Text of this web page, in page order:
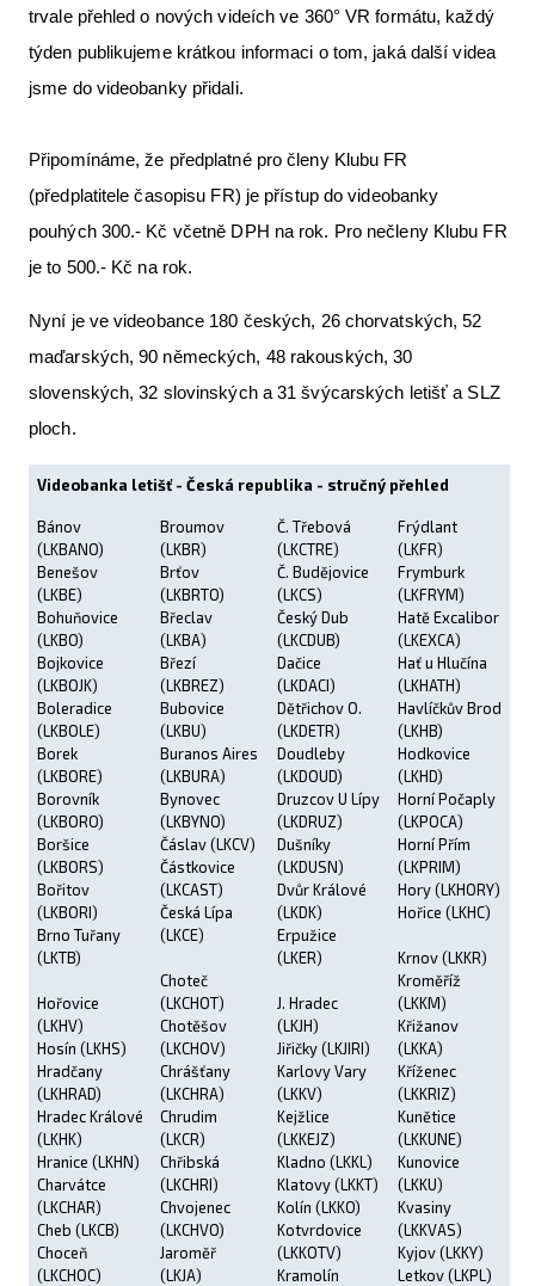
trvale přehled o nových videích ve 360° VR formátu, každý
týden publikujeme krátkou informaci o tom, jaká další videa
jsme do videobanky přidali.
Připomínáme, že předplatné pro členy Klubu FR
(předplatitele časopisu FR) je přístup do videobanky
pouhých 300.- Kč včetně DPH na rok. Pro nečleny Klubu FR
je to 500.- Kč na rok.
Nyní je ve videobance 180 českých, 26 chorvatských, 52
maďarských, 90 německých, 48 rakouských, 30
slovenských, 32 slovinských a 31 švýcarských letišť a SLZ
ploch.
Videobanka letišť - Česká republika - stručný přehled
Bánov
(LKBANO)
Benešov
(LKBE)
Bohuňovice
(LKBO)
Bojkovice
(LKBOJK)
Boleradice
(LKBOLE)
Borek
(LKBORE)
Borovník
(LKBORO)
Boršice
(LKBORS)
Bořitov
(LKBORI)
Brno Tuřany
(LKTB)
Hořovice
(LKHV)
Hosín (LKHS)
Hradčany
(LKHRAD)
Hradec Králové
(LKHK)
Hranice (LKHN)
Charvátce
(LKCHAR)
Cheb (LKCB)
Choceň
(LKCHOC)
Broumov
(LKBR)
Brťov
(LKBRTO)
Břeclav
(LKBA)
Březí
(LKBREZ)
Bubovice
(LKBU)
Buranos Aires
(LKBURA)
Bynovec
(LKBYNO)
Čáslav (LKCV)
Částkovice
(LKCAST)
Česká Lípa
(LKCE)
Choteč
(LKCHOT)
Chotěšov
(LKCHOV)
Chrášťany
(LKCHRA)
Chrudim
(LKCR)
Chřibská
(LKCHRI)
Chvojenec
(LKCHVO)
Jaroměř
(LKJA)
Č. Třebová
(LKCTRE)
Č. Budějovice
(LKCS)
Český Dub
(LKCDUB)
Dačice
(LKDACI)
Dětřichov O.
(LKDETR)
Doudleby
(LKDOUD)
Druzcov U Lípy
(LKDRUZ)
Dušníky
(LKDUSN)
Dvůr Králové
(LKDK)
Erpužice
(LKER)
J. Hradec
(LKJH)
Jiřičky (LKJIRI)
Karlovy Vary
(LKKV)
Kejžlice
(LKKEJZ)
Kladno (LKKL)
Klatovy (LKKT)
Kolín (LKKO)
Kotvrdovice
(LKKOTV)
Kramolín
Frýdlant
(LKFR)
Frymburk
(LKFRYM)
Hatě Excalibor
(LKEXCA)
Hať u Hlučína
(LKHATH)
Havlíčkův Brod
(LKHB)
Hodkovice
(LKHD)
Horní Počaply
(LKPOCA)
Horní Přím
(LKPRIM)
Hory (LKHORY)
Hořice (LKHC)
Krnov (LKKR)
Kroměříž
(LKKM)
Křižanov
(LKKA)
Kříženec
(LKKRIZ)
Kunětice
(LKKUNE)
Kunovice
(LKKU)
Kvasiny
(LKKVAS)
Kyjov (LKKY)
Letkov (LKPL)